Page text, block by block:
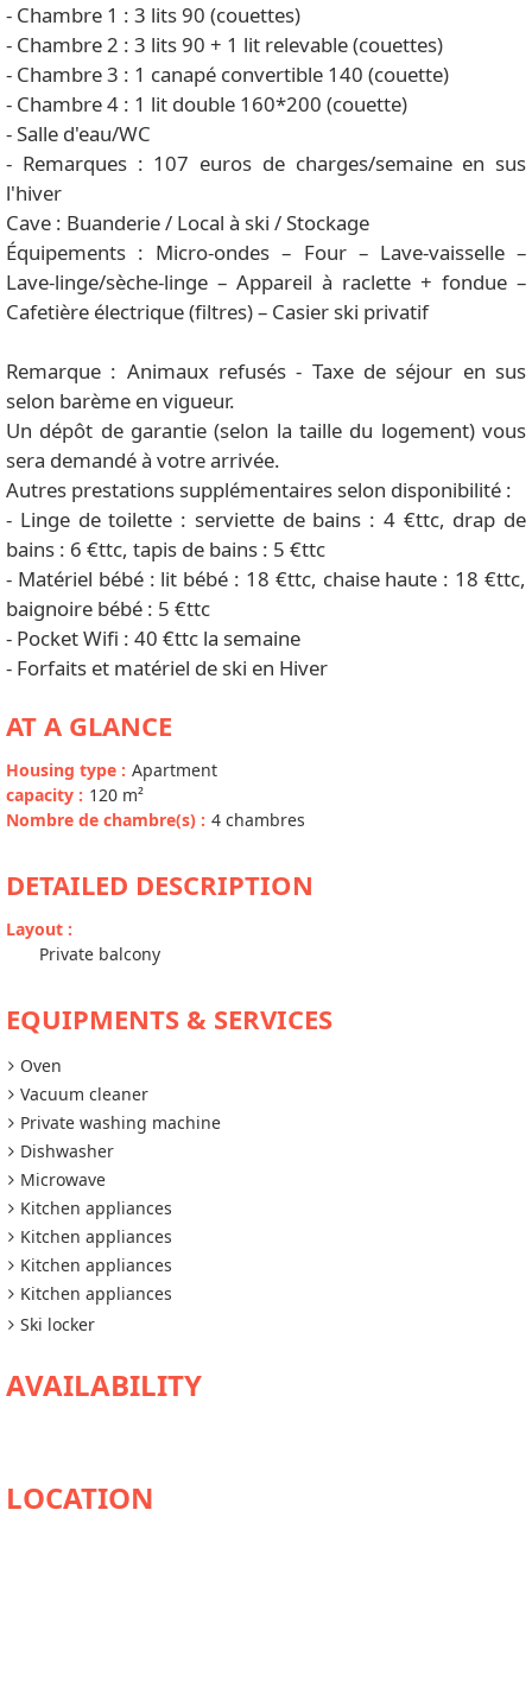
- Chambre 1 : 3 lits 90 (couettes)
- Chambre 2 : 3 lits 90 + 1 lit relevable (couettes)
- Chambre 3 : 1 canapé convertible 140 (couette)
- Chambre 4 : 1 lit double 160*200 (couette)
- Salle d'eau/WC
- Remarques : 107 euros de charges/semaine en sus
l'hiver
Cave : Buanderie / Local à ski / Stockage
Équipements : Micro-ondes – Four – Lave-vaisselle –
Lave-linge/sèche-linge – Appareil à raclette + fondue –
Cafetière électrique (filtres) – Casier ski privatif
Remarque : Animaux refusés - Taxe de séjour en sus
selon barème en vigueur.
Un dépôt de garantie (selon la taille du logement) vous
sera demandé à votre arrivée.
Autres prestations supplémentaires selon disponibilité :
- Linge de toilette : serviette de bains : 4 €ttc, drap de
bains : 6 €ttc, tapis de bains : 5 €ttc
- Matériel bébé : lit bébé : 18 €ttc, chaise haute : 18 €ttc,
baignoire bébé : 5 €ttc
- Pocket Wifi : 40 €ttc la semaine
- Forfaits et matériel de ski en Hiver
AT A GLANCE
Housing type : Apartment
capacity : 120 m²
Nombre de chambre(s) : 4 chambres
DETAILED DESCRIPTION
Layout :
Private balcony
EQUIPMENTS & SERVICES
Oven
Vacuum cleaner
Private washing machine
Dishwasher
Microwave
Kitchen appliances
Kitchen appliances
Kitchen appliances
Kitchen appliances
Ski locker
AVAILABILITY